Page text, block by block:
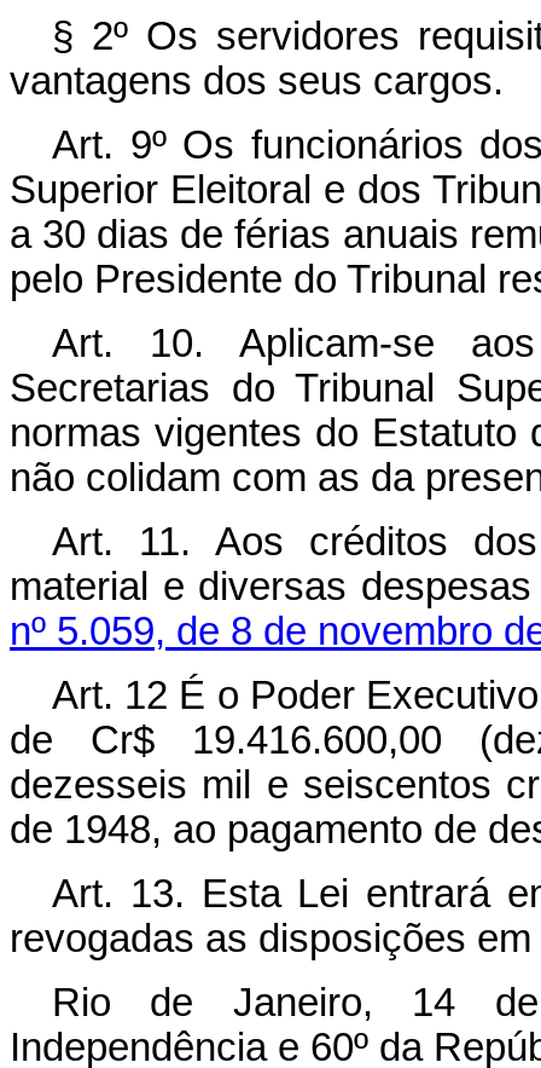
§ 2º Os servidores
vantagens dos seus cargos.
Art. 9º Os funcionários
Superior Eleitoral e dos
a 30 dias de férias anuais
pelo Presidente do Tribunal
Art. 10. Aplicam-se
Secretarias do Tribunal
normas vigentes do Estatuto
não colidam com as da
Art. 11. Aos créditos
material e diversas
nº 5.059, de 8 de novembro
Art. 12 É o Poder
de Cr$ 19.416.600,00
dezesseis mil e seiscentos
de 1948, ao pagamento de
Art. 13. Esta Lei entrará
revogadas as disposições
Rio de Janeiro, 14
Independência e 60º da